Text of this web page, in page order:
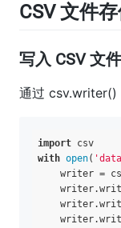
CSV 文件
写入 CSV 文件
通过 csv.writer()
import
csv
with open(
writer =